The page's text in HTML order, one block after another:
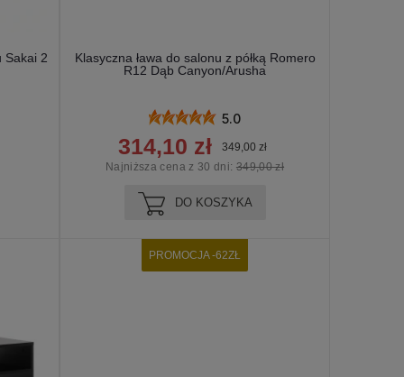
Sakai 2
Klasyczna ława do salonu z półką Romero
R12 Dąb Canyon/Arusha
5.0
314,10 zł
349,00 zł
Najniższa cena z 30 dni: 349,00 zł
DO KOSZYKA
PROMOCJA -62ZŁ